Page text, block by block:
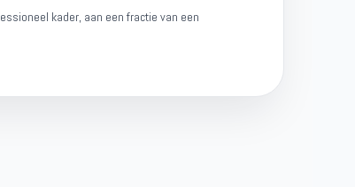
kader, aan een fractie van een